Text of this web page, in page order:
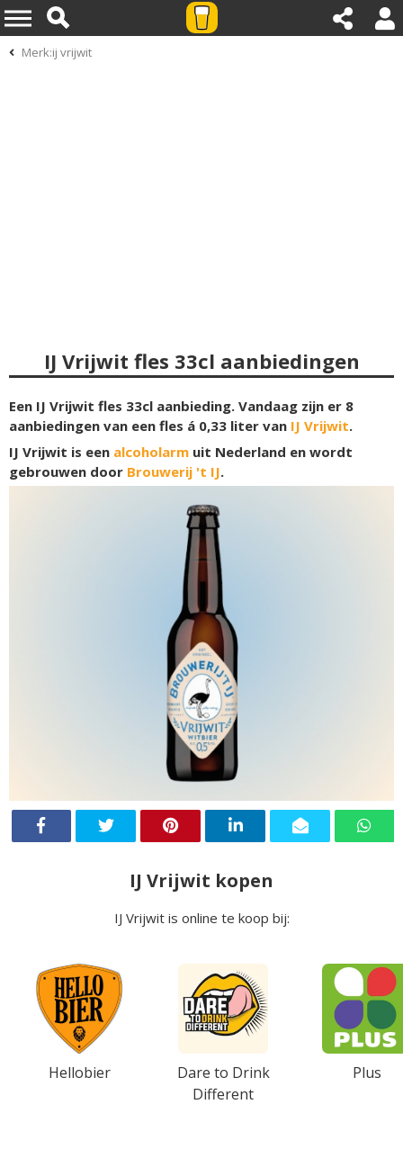
Merk:ij vrijwit
IJ Vrijwit fles 33cl aanbiedingen
Een IJ Vrijwit fles 33cl aanbieding. Vandaag zijn er 8
aanbiedingen van een fles á 0,33 liter van IJ Vrijwit.
IJ Vrijwit is een alcoholarm uit Nederland en wordt
gebrouwen door Brouwerij 't IJ.
IJ Vrijwit kopen
IJ Vrijwit is online te koop bij:
Hellobier
Dare to Drink
Different
Plus